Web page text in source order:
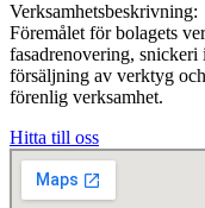
Verksamhetsbeskrivning:
Föremålet för bolagets
fasadrenovering,
försäljning av verktyg
förenlig verksamhet.
Hitta till oss